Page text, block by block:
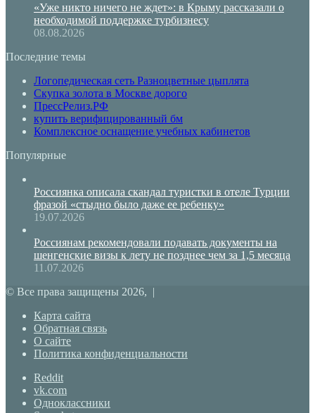
«Уже никто ничего не ждет»: в Крыму рассказали о
необходимой поддержке турбизнесу
08.08.2026
Последние темы
Логопедическая сеть Разноцветные цыплята
Скупка золота в Москве дорого
ПрессРелиз.РФ
купить верифицированный бм
Комплексное оснащение учебных кабинетов
Популярные
Россиянка описала скандал туристки в отеле Турции
фразой «стыдно было даже ее ребенку»
19.07.2026
Россиянам рекомендовали подавать документы на
шенгенские визы к лету не позднее чем за 1,5 месяца
11.07.2026
© Все права защищены 2026, |
Карта сайта
Обратная связь
О сайте
Политика конфиденциальности
Reddit
vk.com
Одноклассники